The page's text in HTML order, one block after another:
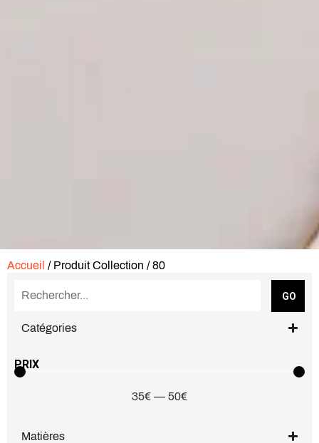
GO
Catégories
PRIX
35€ — 50€
Matières
Accueil / Produit Collection / 80